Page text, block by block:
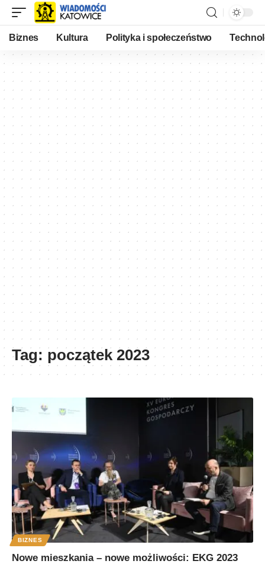
Biznes Kultura Polityka i społeczeństwo
Tag: początek 2023
BIZNES
Nowe mieszkania – nowe możliwości: EKG 2023